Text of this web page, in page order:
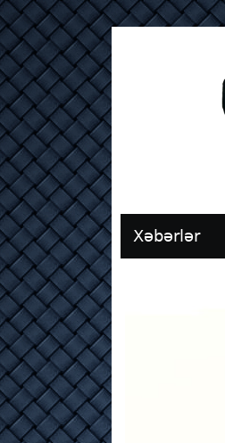
Xəbərlər